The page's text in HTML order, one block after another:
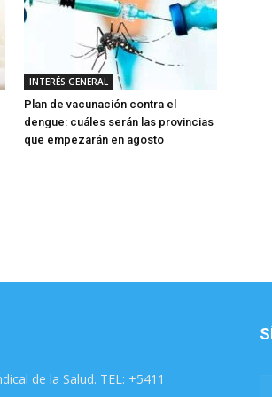
INTERÉS GENERAL
Plan de vacunación contra el
dengue: cuáles serán las provincias
que empezarán en agosto
de la Salud. TEL: +5411